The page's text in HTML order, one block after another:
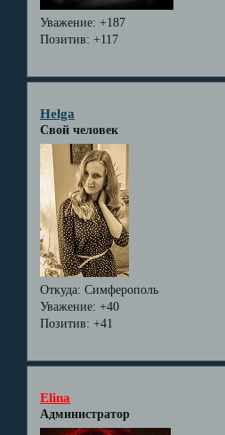
Уважение: +187
Позитив: +117
Helga
Свой человек
Откуда: Симферополь
Уважение: +40
Позитив: +41
Elina
Администратор